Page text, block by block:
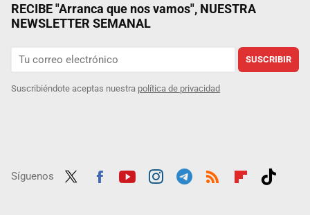
RECIBE "Arranca que nos vamos", NUESTRA
NEWSLETTER SEMANAL
SUSCRIBIR
Suscribiéndote aceptas nuestra política de privacidad
Síguenos